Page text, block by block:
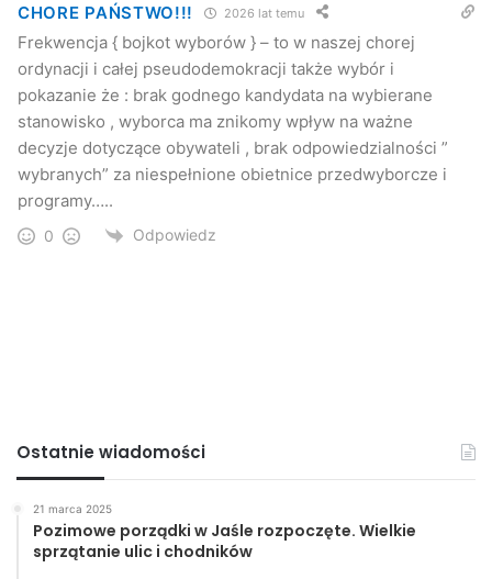
CHORE PAŃSTWO!!! 2026 lat temu
Frekwencja { bojkot wyborów } – to w naszej chorej
ordynacji i całej pseudodemokracji także wybór i
pokazanie że : brak godnego kandydata na wybierane
stanowisko , wyborca ma znikomy wpływ na ważne
decyzje dotyczące obywateli , brak odpowiedzialności ”
wybranych” za niespełnione obietnice przedwyborcze i
programy…..
0 Odpowiedz
Ostatnie wiadomości
21 marca 2025
Pozimowe porządki w Jaśle rozpoczęte. Wielkie
sprzątanie ulic i chodników